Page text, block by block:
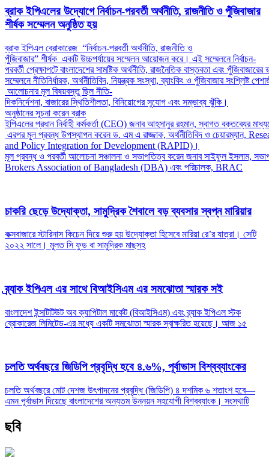
ব্রাক ইপিএলের উদ্যোগে নির্বাচন-পরবর্তী অর্থনীতি, রাজনীতি ও পুঁজিবাজার
শীর্ষক সম্মেলন অনুষ্ঠিত হয়
ব্রাক ইপিএল ব্রোকারেজ “নির্বাচন-পরবর্তী অর্থনীতি, রাজনীতি ও​​​​
পুঁজিবাজার” শীর্ষক একটি উচ্চপর্যায়ের সম্মেলন আয়োজন করে। এই সম্মেলনে নির্বাচন-
পরবর্তী প্রেক্ষাপটে বাংলাদেশের সামষ্টিক অর্থনীতি, রাজনৈতিক বাস্তবতা এবং
সম্মেলনে নীতিনির্ধারক, অর্থনীতিবিদ, নিয়ন্ত্রক সংস্থা, ব্যাংকিং ও পুঁজিবাজার সংশ্লিষ্ট
আলোচনার মূল বিষয়বস্তু ছিল নীতি-
দিকনির্দেশনা, বাজারের স্থিতিশীলতা, বিনিয়োগের সুযোগ এবং সম্ভাব্য ঝুঁকি।
অনুষ্ঠানের সূচনা করেন ব্রাক
ইপিএলের প্রধান নির্বাহী কর্মকর্তা (CEO) জনাব আহসানুর রহমান, স্বাগত বক্তব্যের
এরপর মূল প্রবন্ধ উপস্থাপন করেন ড. এম এ রাজ্জাক, অর্থনীতিবিদ ও চেয়ারম্যান,
and Policy Integration for Development (RAPID)।
মূল প্রবন্ধ ও পরবর্তী আলোচনা সঞ্চালনা ও সভাপতিত্ব করেন জনাব সাইফুল ইসলাম,
Brokers Association of Bangladesh (DBA) এবং পরিচালক, BRAC
চাকরি ছেড়ে উদ্যোক্তা, সামুদ্রিক শৈবালে বড় ব্যবসার স্বপ্ন মারিয়ার
কক্সবাজারে স্টারিনাস কিচেন দিয়ে শুরু হয় উদ্যোক্তা হিসেবে মারিয়া রে’র যাত্রা। সেটি
২০২২ সালে। মূলত সি ফুড বা সামুদ্রিক মাছসহ
ব্র্যাক ইপিএল এর সাথে বিআইসিএম এর সমঝোতা স্মারক সই
বাংলাদেশ ইন্সটিটিউট অব ক্যাপিটাল মার্কেট (বিআইসিএম) এবং ব্র্যাক ইপিএল স্টক
ব্রোকারেজ লিমিটেড-এর মধ্যে একটি সমঝোতা স্মারক স্বাক্ষরিত হয়েছে। আজ ১৫
চলতি অর্থবছরে জিডিপি প্রবৃদ্ধি হবে ৪.৬%, পূর্বাভাস বিশ্বব্যাংকের
চলতি অর্থবছরে মোট দেশজ উৎপাদনের প্রবৃদ্ধি (জিডিপি) ৪ দশমিক ৬ শতাংশ হবে—
এমন পূর্বাভাস দিয়েছে বাংলাদেশের অন্যতম উন্নয়ন সহযোগী বিশ্বব্যাংক। সংস্থাটি
ছবি